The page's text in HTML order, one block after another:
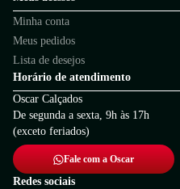
Minha conta
Meus pedidos
Lista de desejos
Horário de atendimento
Oscar Calçados
De segunda a sexta, 9h às 17h
(exceto feriados)
Fale com a Oscar
Redes sociais